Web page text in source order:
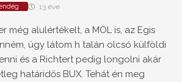
13 éve
még alulértékelt, a MOL is, az Egis
úgy látom h talán olcsó külföldi
és a Richtert pedig longolni akár
határidős BUX. Tehát én meg